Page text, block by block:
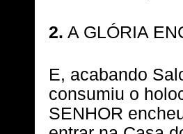
2. A GLÓRIA
E, acabando
consumiu o
SENHOR